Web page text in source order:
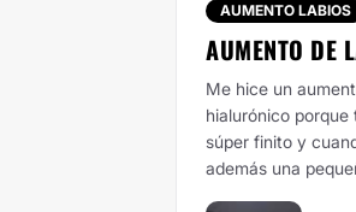
AUMENTO LABIOS
AUMENTO DE
Me hice un
hialurónico porque
súper finito y
además una